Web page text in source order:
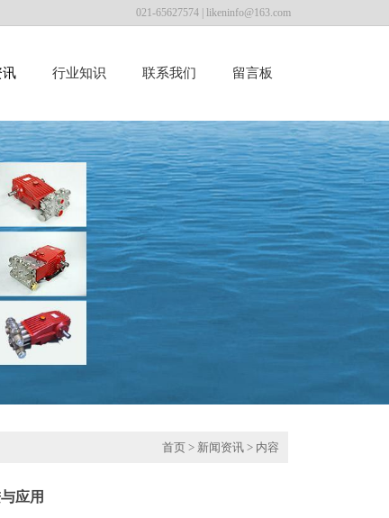
021-65627574 | likeninfo@163.com
讯 行业知识 联系我们 留言板
首页 > 新闻资讯 > 内容
应用